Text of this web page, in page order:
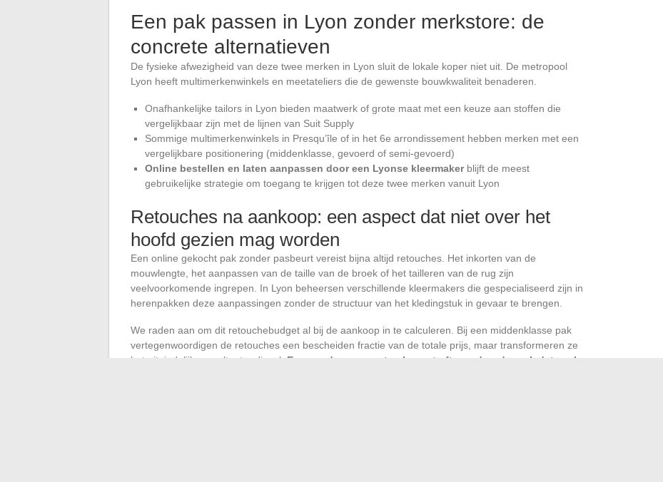
Een pak passen in Lyon zonder merkstore: de
concrete alternatieven
De fysieke afwezigheid van deze twee merken in Lyon sluit de lokale koper niet uit. De metropool
Lyon heeft multimerkenwinkels en meetateliers die de gewenste bouwkwaliteit benaderen.
Onafhankelijke tailors in Lyon bieden maatwerk of grote maat met een keuze aan stoffen die
vergelijkbaar zijn met de lijnen van Suit Supply
Sommige multimerkenwinkels in Presqu’île of in het 6e arrondissement hebben merken met een
vergelijkbare positionering (middenklasse, gevoerd of semi-gevoerd)
Online bestellen en laten aanpassen door een Lyonse kleermakerblijft de meest
gebruikelijke strategie om toegang te krijgen tot deze twee merken vanuit Lyon
Retouches na aankoop: een aspect dat niet over het
hoofd gezien mag worden
Een online gekocht pak zonder pasbeurt vereist bijna altijd retouches. Het inkorten van de
mouwlengte, het aanpassen van de taille van de broek of het tailleren van de rug zijn
veelvoorkomende ingrepen. In Lyon beheersen verschillende kleermakers die gespecialiseerd zijn in
herenpakken deze aanpassingen zonder de structuur van het kledingstuk in gevaar te brengen.
We raden aan om dit retouchebudget al bij de aankoop in te calculeren. Bij een middenklasse pak
vertegenwoordigen de retouches een bescheiden fractie van de totale prijs, maar transformeren ze
het uiteindelijke resultaat radicaal. Een goed aangepast pak overtreft een duurder pak dat zoals